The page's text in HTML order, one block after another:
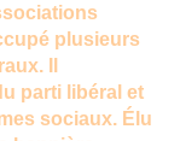
plusieurs
Il
parti libéral et
sociaux. Élu